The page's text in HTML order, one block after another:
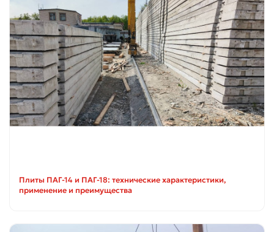
Плиты ПАГ-14 и ПАГ-18: технические характеристики,
применение и преимущества